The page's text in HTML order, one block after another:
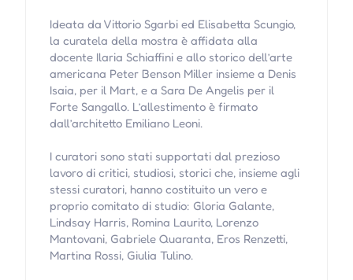
Ideata da Vittorio Sgarbi ed Elisabetta Scungio,
la curatela della mostra è affidata alla
docente Ilaria Schiaffini e allo storico dell’arte
americana Peter Benson Miller insieme a Denis
Isaia, per il Mart, e a Sara De Angelis per il
Forte Sangallo. L’allestimento è firmato
dall’architetto Emiliano Leoni.
I curatori sono stati supportati dal prezioso
lavoro di critici, studiosi, storici che, insieme agli
stessi curatori, hanno costituito un vero e
proprio comitato di studio: Gloria Galante,
Lindsay Harris, Romina Laurito, Lorenzo
Mantovani, Gabriele Quaranta, Eros Renzetti,
Martina Rossi, Giulia Tulino.